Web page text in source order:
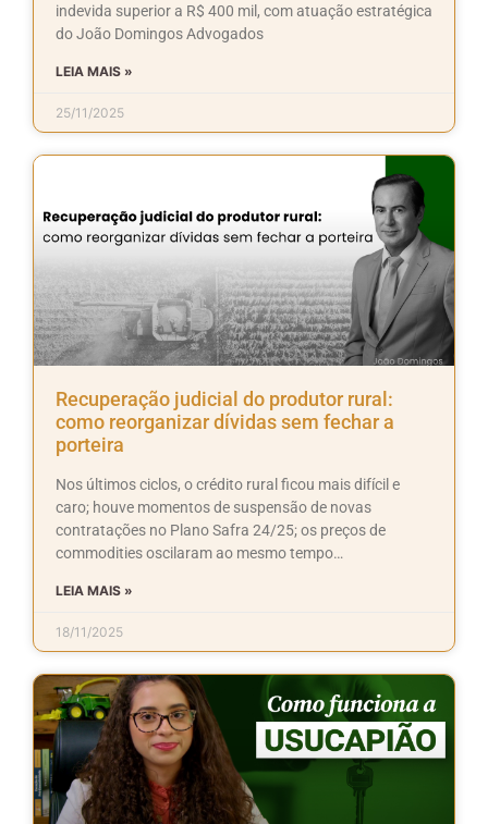
indevida superior a R$ 400 mil, com atuação estratégica
do João Domingos Advogados
LEIA MAIS »
25/11/2025
Recuperação judicial do produtor rural:
como reorganizar dívidas sem fechar a
porteira
Nos últimos ciclos, o crédito rural ficou mais difícil e
caro; houve momentos de suspensão de novas
contratações no Plano Safra 24/25; os preços de
commodities oscilaram ao mesmo tempo…
LEIA MAIS »
18/11/2025